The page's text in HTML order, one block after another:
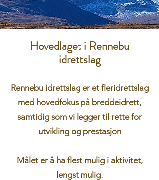
Hovedlaget i Rennebu
idrettslag
Rennebu idrettslag er et fleridrettslag
med hovedfokus på breddeidrett,
samtidig som vi legger til rette for
utvikling og prestasjon
Målet er å ha flest mulig i aktivitet,
lengst mulig.